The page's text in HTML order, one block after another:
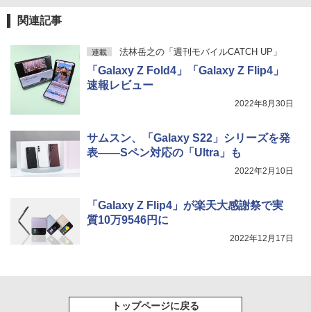
関連記事
連載 法林岳之の「週刊モバイルCATCH UP」
「Galaxy Z Fold4」「Galaxy Z Flip4」
速報レビュー
2022年8月30日
サムスン、「Galaxy S22」シリーズを発
表――Sペン対応の「Ultra」も
2022年2月10日
「Galaxy Z Flip4」が楽天大感謝祭で実
質10万9546円に
2022年12月17日
トップページに戻る